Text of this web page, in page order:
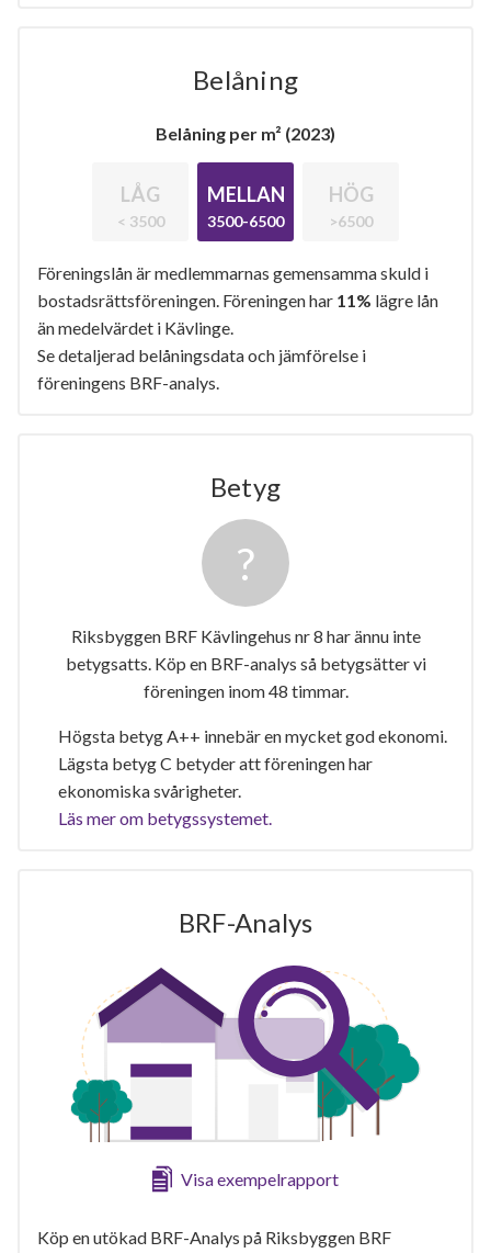
Belåning
Belåning per m² (2023)
LÅG
< 3500
MELLAN
3500-6500
HÖG
>6500
Föreningslån är medlemmarnas gemensamma skuld i
bostadsrättsföreningen. Föreningen har 11% lägre lån
än medelvärdet i Kävlinge.
Se detaljerad belåningsdata och jämförelse i
föreningens BRF-analys.
Betyg
Riksbyggen BRF Kävlingehus nr 8 har ännu inte
betygsatts. Köp en BRF-analys så betygsätter vi
föreningen inom 48 timmar.
Högsta betyg A++ innebär en mycket god ekonomi.
Lägsta betyg C betyder att föreningen har
ekonomiska svårigheter.
Läs mer om betygssystemet.
BRF-Analys
Visa exempelrapport
Köp en utökad BRF-Analys på Riksbyggen BRF